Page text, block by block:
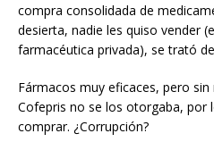
compra consolidada de
desierta, nadie les quiso vender
farmacéutica privada), se trató
Fármacos muy eficaces, pero
Cofepris no se los otorgaba, por
comprar. ¿Corrupción?